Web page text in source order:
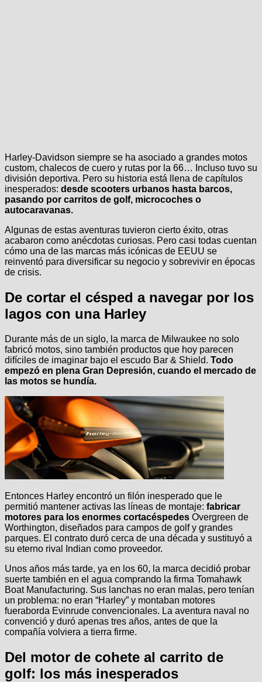
Harley-Davidson siempre se ha asociado a grandes motos
custom, chalecos de cuero y rutas por la 66… Incluso tuvo su
división deportiva. Pero su historia está llena de capítulos
inesperados: desde scooters urbanos hasta barcos,
pasando por carritos de golf, microcoches o
autocaravanas.
Algunas de estas aventuras tuvieron cierto éxito, otras
acabaron como anécdotas curiosas. Pero casi todas cuentan
cómo una de las marcas más icónicas de EEUU se
reinventó para diversificar su negocio y sobrevivir en épocas
de crisis.
De cortar el césped a navegar por los
lagos con una Harley
Durante más de un siglo, la marca de Milwaukee no solo
fabricó motos, sino también productos que hoy parecen
difíciles de imaginar bajo el escudo Bar & Shield. Todo
empezó en plena Gran Depresión, cuando el mercado de
las motos se hundía.
Entonces Harley encontró un filón inesperado que le
permitió mantener activas las líneas de montaje: fabricar
motores para los enormes cortacéspedes Overgreen de
Worthington, diseñados para campos de golf y grandes
parques. El contrato duró cerca de una década y sustituyó a
su eterno rival Indian como proveedor.
Unos años más tarde, ya en los 60, la marca decidió probar
suerte también en el agua comprando la firma Tomahawk
Boat Manufacturing. Sus lanchas no eran malas, pero tenían
un problema: no eran “Harley” y montaban motores
fueraborda Evinrude convencionales. La aventura naval no
convenció y duró apenas tres años, antes de que la
compañía volviera a tierra firme.
Del motor de cohete al carrito de
golf: los más inesperados